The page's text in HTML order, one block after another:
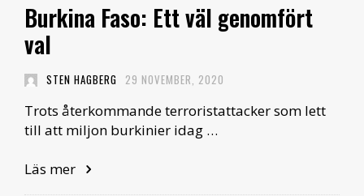
Burkina Faso: Ett väl genomfört
val
STEN HAGBERG 29 NOVEMBER, 2020
Trots återkommande terroristattacker som lett
till att miljon burkinier idag …
Läs mer